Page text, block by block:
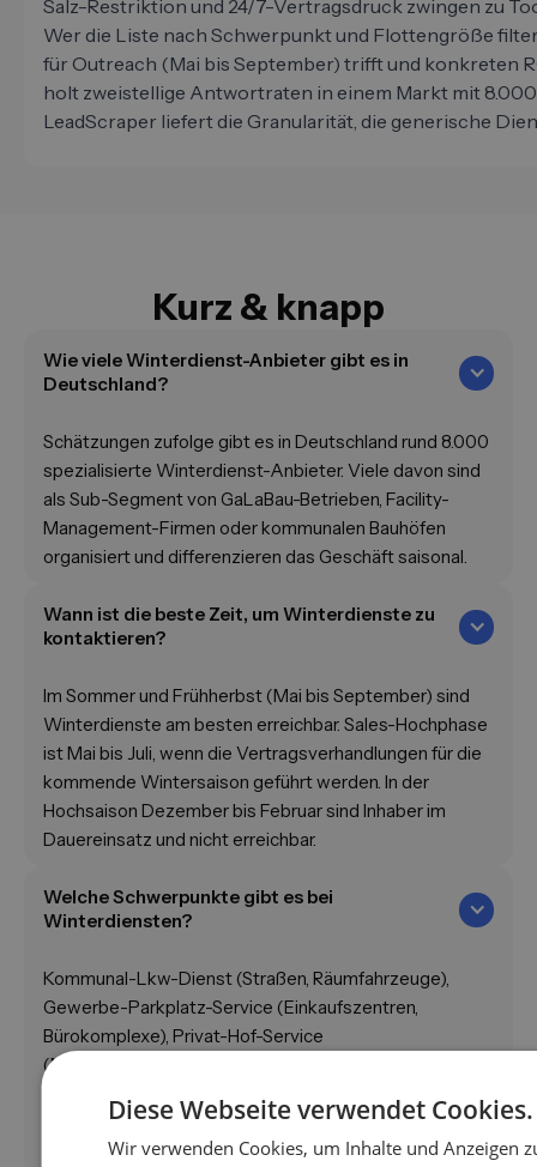
Salz-Restriktion und 24/7-Vertragsdruck zwingen zu
Wer die Liste nach Schwerpunkt und Flottengröße
für Outreach (Mai bis September) trifft und konkreten
holt zweistellige Antwortraten in einem Markt mit
LeadScraper liefert die Granularität, die generische
Kurz & knapp
Wie viele Winterdienst-Anbieter gibt es in
Deutschland?
Schätzungen zufolge gibt es in Deutschland rund 8.000
spezialisierte Winterdienst-Anbieter. Viele davon sind
als Sub-Segment von GaLaBau-Betrieben, Facility-
Management-Firmen oder kommunalen Bauhöfen
organisiert und differenzieren das Geschäft saisonal.
Wann ist die beste Zeit, um Winterdienste zu
kontaktieren?
Im Sommer und Frühherbst (Mai bis September) sind
Winterdienste am besten erreichbar. Sales-Hochphase
ist Mai bis Juli, wenn die Vertragsverhandlungen für die
kommende Wintersaison geführt werden. In der
Hochsaison Dezember bis Februar sind Inhaber im
Dauereinsatz und nicht erreichbar.
Welche Schwerpunkte gibt es bei
Winterdiensten?
Kommunal-Lkw-Dienst (Straßen, Räumfahrzeuge),
Gewerbe-Parkplatz-Service (Einkaufszentren,
Bürokomplexe), Privat-Hof-Service
(Mehrfamilienhäuser, Senioren) und 24/7-Notfall-
und Material-Bedarf je Schwerpunkt komplett
unterschiedlich ist.
Diese Webseite verwendet Cookies.
Wir verwenden Cookies, um Inhalte und Anzeigen